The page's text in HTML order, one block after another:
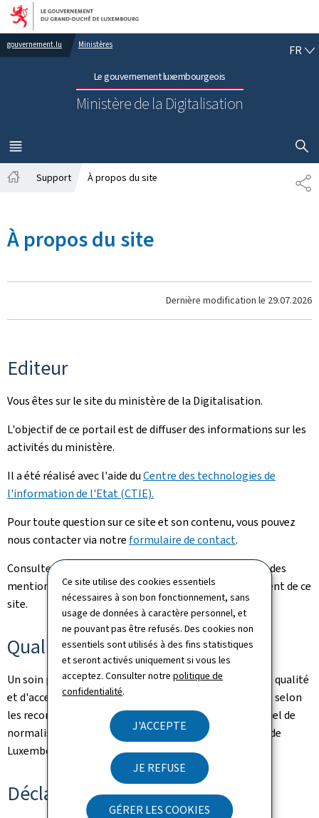
Ce site utilise des cookies essentiels
nécessaires à son bon fonctionnement, sans
usage de données à caractère personnel, et
ne pouvant pas être refusés. Des cookies non
essentiels sont utilisés à des fins statistiques
et seront activés uniquement si vous les
acceptez. Consulter notrepolitique de
confidentialité.
J'ACCEPTE
JE REFUSE
GÉRER LES COOKIES
Aller au menu principal
Aller au contenu
gouvernement.lu Ministères
Le gouvernement luxembourgeois
Ministère de la Digitalisation
FR
MENU
PRINCIPAL
Support À propos du site
À propos du site
Dernière modification le 29.07.2026
Editeur
Vous êtes sur le site du ministère de la Digitalisation.
L'objectif de ce portail est de diffuser des informations sur les
activités du ministère.
Il a été réalisé avec l'aide duCentre des technologies de
l'information de l'Etat (CTIE).
Pour toute question sur ce site et son contenu, vous pouvez
nous contacter via notre formulaire de contact.
Consultez la
pour prendre connaissance des
mentions légales et des informations sur l'hébergement de ce
site.
Qualité
Un soin particulier a été pris pour garantir un niveau de qualité
et d'accessibilité satisfaisant. Ce portail est développé selon
les recommandations du référentiel Renow (Référentiel de
normalisation web du gouvernement du Grand-Duché de
Luxembourg).
Déclaration d'accessibilité